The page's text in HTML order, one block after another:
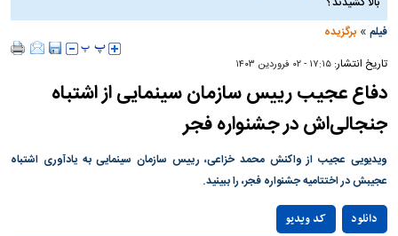
فیلم »برگزیده
تاریخ انتشار:۱۷:۱۵ - ۰۲ فروردين ۱۴۰۳
دفاع عجیب رییس سازمان سینمایی از اشتباه
جنجالی‌اش در جشنواره فجر
ویدیویی عجیب از واکنش محمد خزاعی، رییس سازمان سینمایی به یادآوری اشتباه
عجیبش در اختتامیه جشنواره فجر، را ببینید.
کد ویدیو دانلود